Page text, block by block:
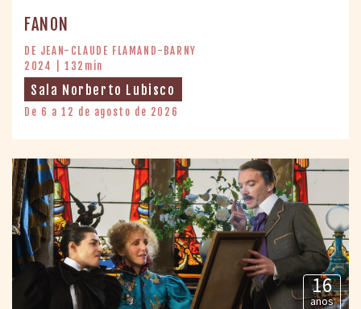
FANON
DE JEAN-CLAUDE FLAMAND-BARNY
2024 | 132min
Sala Norberto Lubisco
De 6 a 12 de agosto de 2026
16
anos